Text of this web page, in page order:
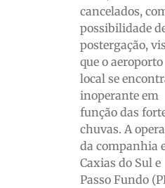
cancelados,
possibilidade
postergação,
que o aeroporto
local se
inoperante em
função das
chuvas. A
da companhia
Caxias do Sul e
Passo Fundo